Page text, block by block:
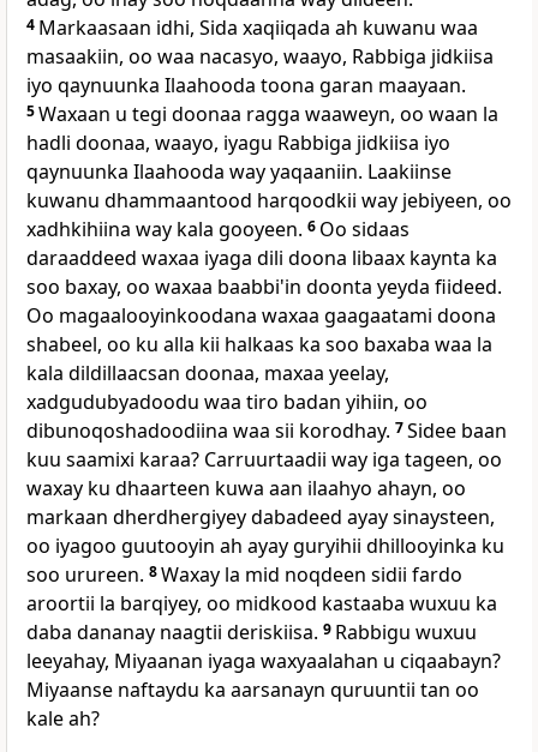
4 Markaasaan idhi, Sida xaqiiqada ah kuwanu waa
masaakiin, oo waa nacasyo, waayo, Rabbiga jidkiisa
iyo qaynuunka Ilaahooda toona garan maayaan.
5Waxaan u tegi doonaa ragga waaweyn, oo waan la
hadli doonaa, waayo, iyagu Rabbiga jidkiisa iyo
qaynuunka Ilaahooda way yaqaaniin. Laakiinse
kuwanu dhammaantood harqoodkii way jebiyeen, oo
xadhkihiina way kala gooyeen. 6 Oo sidaas
daraaddeed waxaa iyaga dili doona libaax kaynta ka
soo baxay, oo waxaa baabbi'in doonta yeyda fiideed.
Oo magaalooyinkoodana waxaa gaagaatami doona
shabeel, oo ku alla kii halkaas ka soo baxaba waa la
kala dildillaacsan doonaa, maxaa yeelay,
xadgudubyadoodu waa tiro badan yihiin, oo
dibunoqoshadoodiina waa sii korodhay. 7Sidee baan
kuu saamixi karaa? Carruurtaadii way iga tageen, oo
waxay ku dhaarteen kuwa aan ilaahyo ahayn, oo
markaan dherdhergiyey dabadeed ayay sinaysteen,
oo iyagoo guutooyin ah ayay guryihii dhillooyinka ku
soo urureen. 8Waxay la mid noqdeen sidii fardo
aroortii la barqiyey, oo midkood kastaaba wuxuu ka
daba dananay naagtii deriskiisa. 9 Rabbigu wuxuu
leeyahay, Miyaanan iyaga waxyaalahan u ciqaabayn?
Miyaanse naftaydu ka aarsanayn quruuntii tan oo
kale ah?